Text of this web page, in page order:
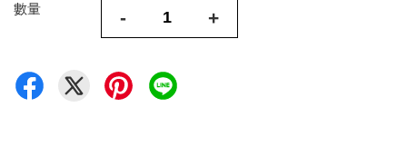
數量 - +